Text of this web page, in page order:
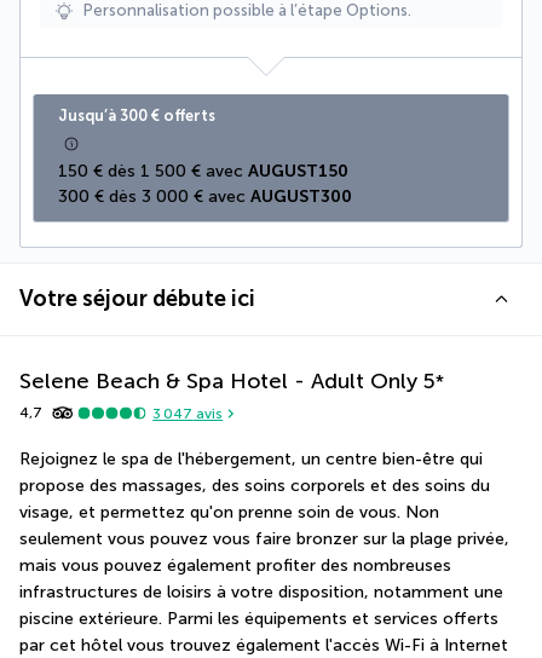
Personnalisation possible à l’étape Options.
Jusqu’à 300 € offerts
150 € dès 1 500 € avec AUGUST150
300 € dès 3 000 € avec AUGUST300
Votre séjour débute ici
Selene Beach & Spa Hotel - Adult Only 5*
4,7 3 047 avis
Rejoignez le spa de l'hébergement, un centre bien-être qui
propose des massages, des soins corporels et des soins du
visage, et permettez qu'on prenne soin de vous. Non
seulement vous pouvez vous faire bronzer sur la plage privée,
mais vous pouvez également profiter des nombreuses
infrastructures de loisirs à votre disposition, notamment une
piscine extérieure. Parmi les équipements et services offerts
par cet hôtel vous trouvez également l'accès Wi-Fi à Internet